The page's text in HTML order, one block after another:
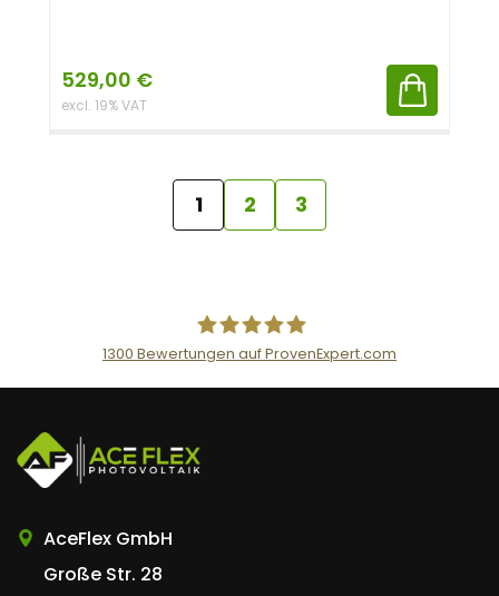
529,00 €
excl. 19% VAT
1 2 3
AceFlex GmbH
1300 Bewertungen auf ProvenExpert.com
AceFlex GmbH
Große Str. 28